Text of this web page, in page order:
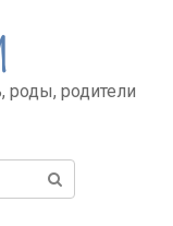
роды, родители